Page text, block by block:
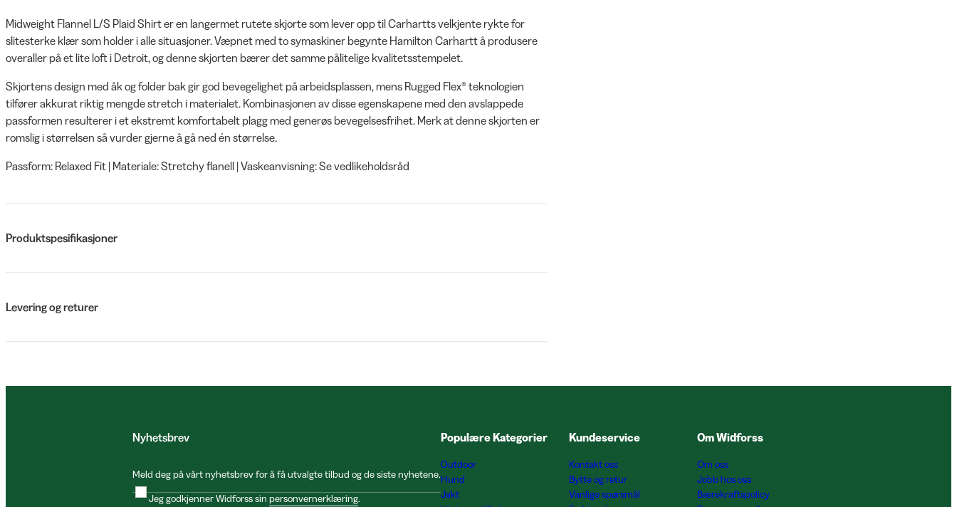
Midweight Flannel L/S Plaid Shirt er en langermet rutete skjorte som lever opp til Carhartts velkjente rykte for
slitesterke klær som holder i alle situasjoner. Væpnet med to symaskiner begynte Hamilton Carhartt å produsere
overaller på et lite loft i Detroit, og denne skjorten bærer det samme pålitelige kvalitetsstempelet.
Skjortens design med åk og folder bak gir god bevegelighet på arbeidsplassen, mens Rugged Flex® teknologien
tilfører akkurat riktig mengde stretch i materialet. Kombinasjonen av disse egenskapene med den avslappede
passformen resulterer i et ekstremt komfortabelt plagg med generøs bevegelsesfrihet. Merk at denne skjorten er
romslig i størrelsen så vurder gjerne å gå ned én størrelse.
Passform: Relaxed Fit | Materiale: Stretchy flanell | Vaskeanvisning: Se vedlikeholdsråd
Produktspesifikasjoner
Levering og returer
Nyhetsbrev
Meld deg på vårt nyhetsbrev for å få utvalgte tilbud og de siste nyhetene.
Jeg godkjenner Widforss sin personvernerklæring.
Populære Kategorier
Outdoor
Hund
Jakt
Kundeservice
Kontakt oss
Bytte og retur
Vanlige spørsmål
Om Widforss
Om oss
Jobb hos oss
Bærekraftspolicy